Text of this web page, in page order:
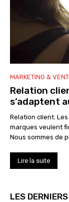
MARKETING &
Relation
s’adaptent
Relation client.
marques veulent
Nous sommes de
Lire la suite
LES